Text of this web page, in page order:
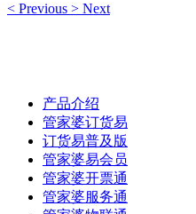
< Previous > Next
产品介绍
管家婆订货易
订货易普及版
管家婆易会员
管家婆开票通
管家婆服务通